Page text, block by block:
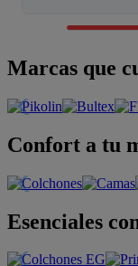
Marcas que
Confort a tu
Esenciales